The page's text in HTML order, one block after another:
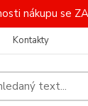
nákupu se
Kontakty